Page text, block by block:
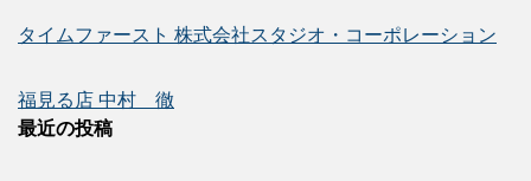
タイムファースト 株式会社スタジオ・コーポレーション
福見る店 中村 徹
最近の投稿